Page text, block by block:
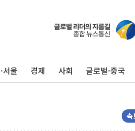
서울 경제 사회 글로벌·중국
속